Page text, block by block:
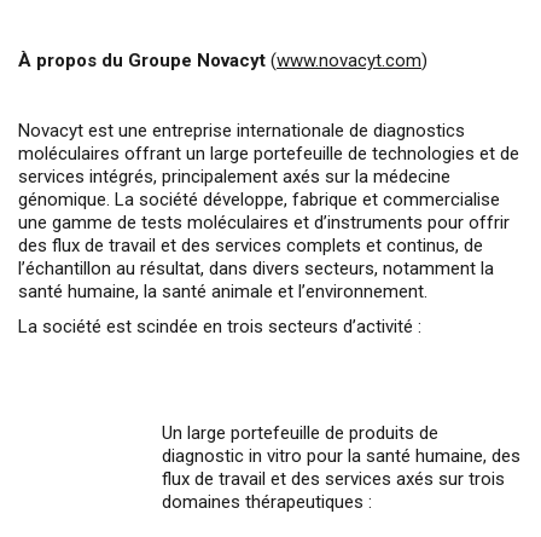
À propos du Groupe Novacyt (www.novacyt.com)
Novacyt est une entreprise internationale de diagnostics
moléculaires offrant un large portefeuille de technologies et de
services intégrés, principalement axés sur la médecine
génomique. La société développe, fabrique et commercialise
une gamme de tests moléculaires et d’instruments pour offrir
des flux de travail et des services complets et continus, de
l’échantillon au résultat, dans divers secteurs, notamment la
santé humaine, la santé animale et l’environnement.
La société est scindée en trois secteurs d’activité :
Un large portefeuille de produits de
diagnostic in vitro pour la santé humaine, des
flux de travail et des services axés sur trois
domaines thérapeutiques :